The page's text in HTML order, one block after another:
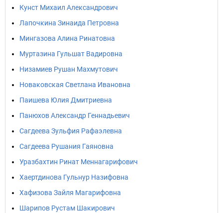
Кунст Михаил Александрович
Лапочкина Зинаида Петровна
Мингазова Алина Ринатовна
Муртазина Гульшат Вадировна
Низамиев Рушан Махмутович
Новаковская Светлана Ивановна
Паишева Юлия Дмитриевна
Панюхов Александр Геннадьевич
Сагдеева Зульфия Рафаэлевна
Сагдеева Рушания Гаяновна
Уразбахтин Ринат Меннагарифович
Хаертдинова Гульнур Назифовна
Хафизова Зайля Магарифовна
Шарипов Рустам Шакирович